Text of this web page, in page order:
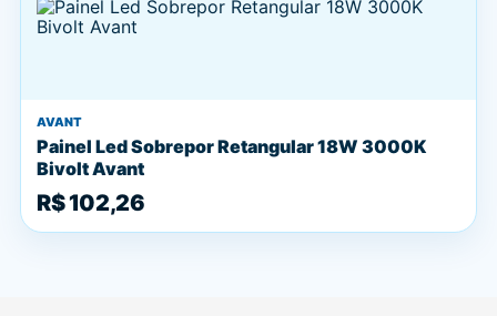
AVANT
Painel Led Sobrepor Retangular 18W 3000K
Bivolt Avant
R$ 102,26